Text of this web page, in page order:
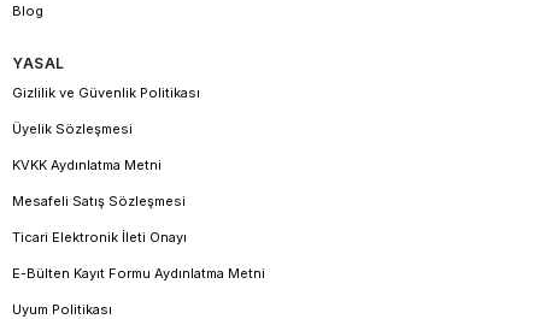
Blog
YASAL
Gizlilik ve Güvenlik Politikası
Üyelik Sözleşmesi
KVKK Aydınlatma Metni
Mesafeli Satış Sözleşmesi
Ticari Elektronik İleti Onayı
E-Bülten Kayıt Formu Aydınlatma Metni
Uyum Politikası